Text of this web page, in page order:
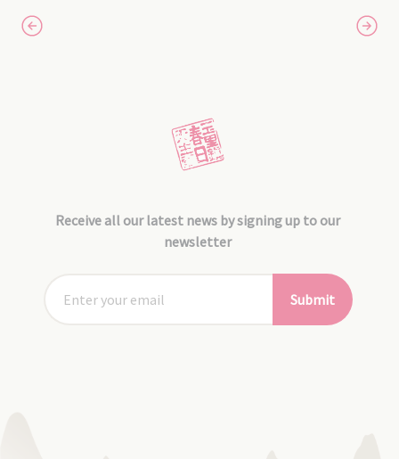
Receive all our latest news by signing up to our
newsletter
Submit